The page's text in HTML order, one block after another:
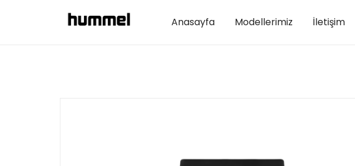
Anasayfa Modellerimiz İletişim